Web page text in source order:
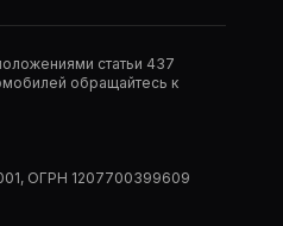
статьи 437
обращайтесь к
ОГРН 1207700399609